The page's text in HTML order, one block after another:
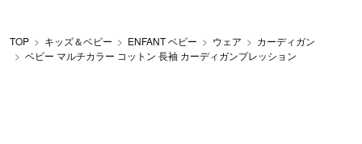
TOP キッズ＆ベビー ENFANT ベビー ウェア
カーディガン
ベビー マルチカラー コットン 長袖 カーディガンプレッション